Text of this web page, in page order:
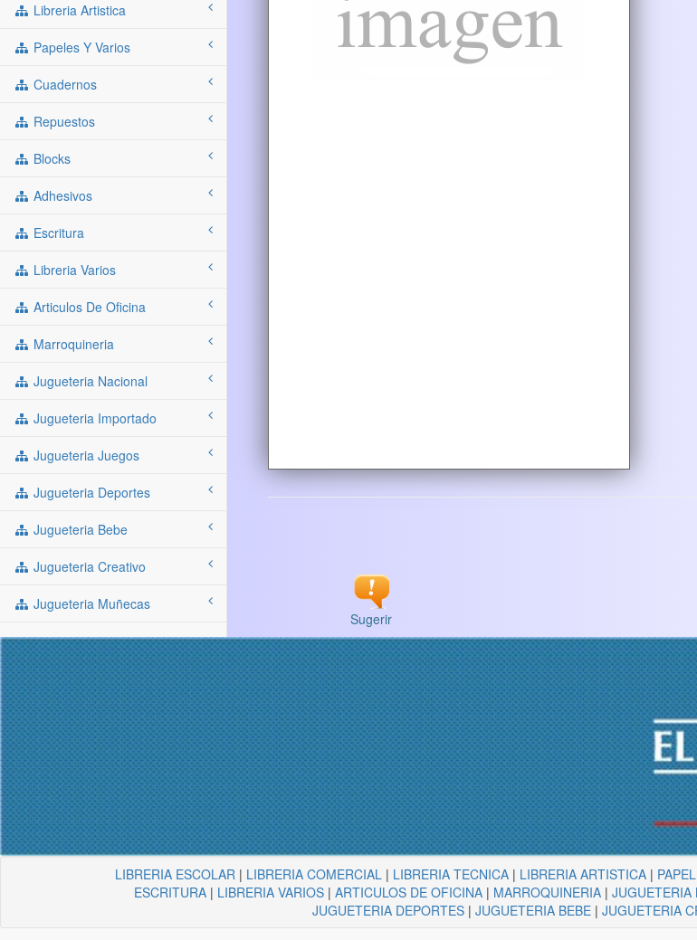
Libreria Artistica
Papeles Y Varios
Cuadernos
Repuestos
Blocks
Adhesivos
Escritura
Libreria Varios
Articulos De Oficina
Marroquineria
Jugueteria Nacional
Jugueteria Importado
Jugueteria Juegos
Jugueteria Deportes
Jugueteria Bebe
Jugueteria Creativo
Jugueteria Muñecas
Sugerir
LIBRERIA ESCOLAR | LIBRERIA COMERCIAL | LIBRERIA TECNICA | LIBRERIA ARTISTICA |
ESCRITURA| LIBRERIA VARIOS| ARTICULOS DE OFICINA| MARROQUINERIA| JUGUETERIA
JUGUETERIA DEPORTES| JUGUETERIA BEBE| JUGUETERIA